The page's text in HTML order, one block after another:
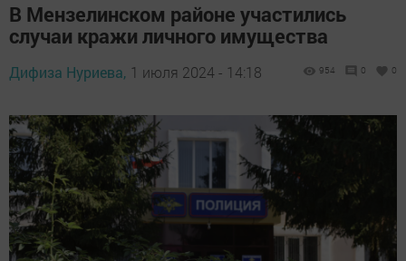
В Мензелинском районе участились
случаи кражи личного имущества
Дифиза Нуриева, 1 июля 2024 - 14:18 954 0 0